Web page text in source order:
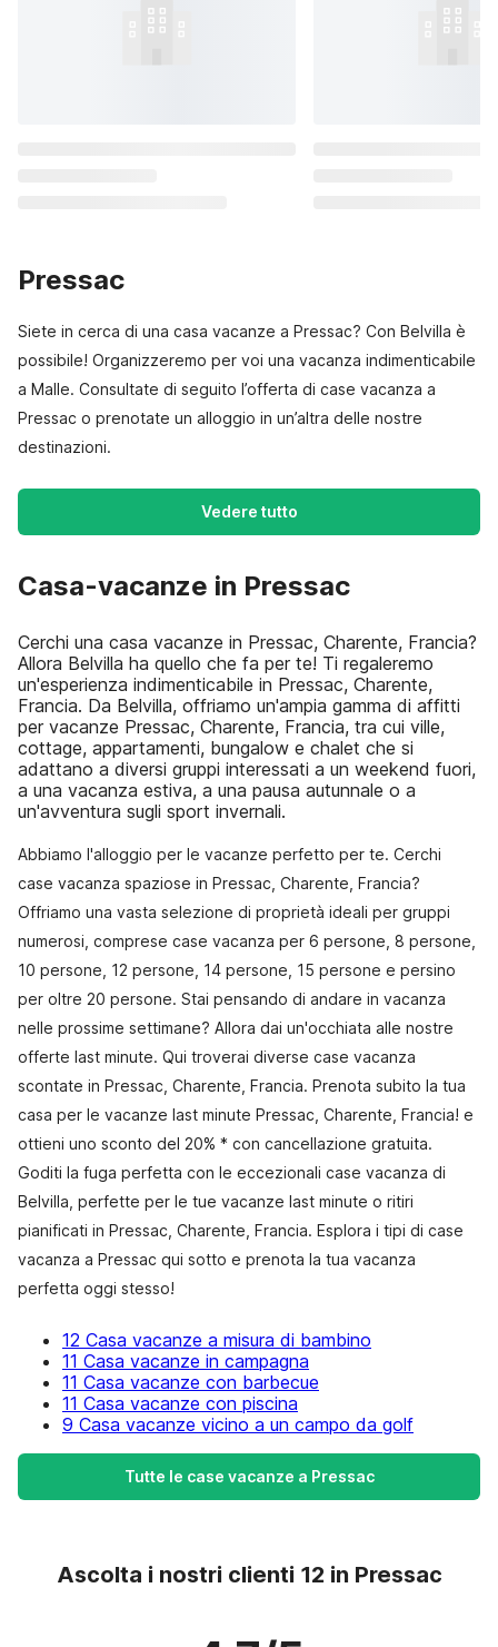
Pressac
Siete in cerca di una casa vacanze a Pressac? Con Belvilla è
possibile! Organizzeremo per voi una vacanza indimenticabile
a Malle. Consultate di seguito l’offerta di case vacanza a
Pressac o prenotate un alloggio in un’altra delle nostre
destinazioni.
Vedere tutto
Casa-vacanze in Pressac
Cerchi una casa vacanze in Pressac, Charente, Francia?
Allora Belvilla ha quello che fa per te! Ti regaleremo
un'esperienza indimenticabile in Pressac, Charente,
Francia. Da Belvilla, offriamo un'ampia gamma di affitti
per vacanze Pressac, Charente, Francia, tra cui ville,
cottage, appartamenti, bungalow e chalet che si
adattano a diversi gruppi interessati a un weekend fuori,
a una vacanza estiva, a una pausa autunnale o a
un'avventura sugli sport invernali.
Abbiamo l'alloggio per le vacanze perfetto per te. Cerchi
case vacanza spaziose in Pressac, Charente, Francia?
Offriamo una vasta selezione di proprietà ideali per gruppi
numerosi, comprese case vacanza per 6 persone, 8 persone,
10 persone, 12 persone, 14 persone, 15 persone e persino
per oltre 20 persone. Stai pensando di andare in vacanza
nelle prossime settimane? Allora dai un'occhiata alle nostre
offerte last minute. Qui troverai diverse case vacanza
scontate in Pressac, Charente, Francia. Prenota subito la tua
casa per le vacanze last minute Pressac, Charente, Francia! e
ottieni uno sconto del 20% * con cancellazione gratuita.
Goditi la fuga perfetta con le eccezionali case vacanza di
Belvilla, perfette per le tue vacanze last minute o ritiri
pianificati in Pressac, Charente, Francia. Esplora i tipi di case
vacanza a Pressac qui sotto e prenota la tua vacanza
perfetta oggi stesso!
12 Casa vacanze a misura di bambino
11 Casa vacanze in campagna
11 Casa vacanze con barbecue
11 Casa vacanze con piscina
9 Casa vacanze vicino a un campo da golf
Tutte le case vacanze a Pressac
Ascolta i nostri clienti 12 in Pressac